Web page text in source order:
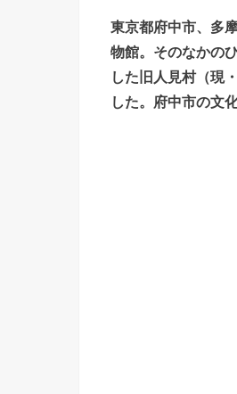
東京都府中市、多
物館。そのなかの
した旧人見村（現
した。府中市の文